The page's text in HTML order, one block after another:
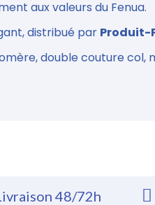
aux valeurs du Fenua.
distribué par Produit-
double couture col,
48/72h